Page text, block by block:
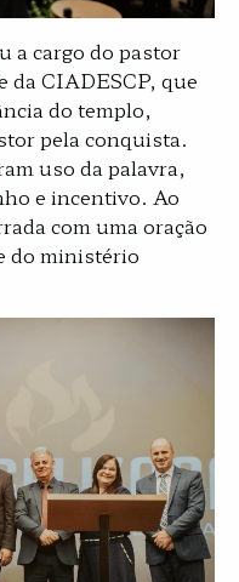
a cargo do pastor
CIADESCP, que
do templo,
pela conquista.
uso da palavra,
e incentivo. Ao
com uma oração
do ministério